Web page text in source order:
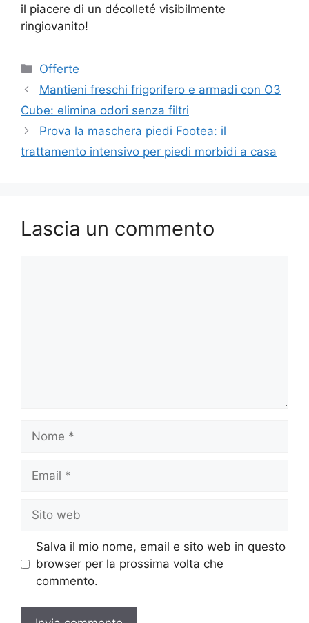
il piacere di un décolleté visibilmente
ringiovanito!
Categorie
Offerte
Mantieni freschi frigorifero e armadi con O3
Cube: elimina odori senza filtri
Prova la maschera piedi Footea: il
trattamento intensivo per piedi morbidi a casa
Lascia un commento
web
Salva il mio nome, email e sito web in questo
browser per la prossima volta che
commento.